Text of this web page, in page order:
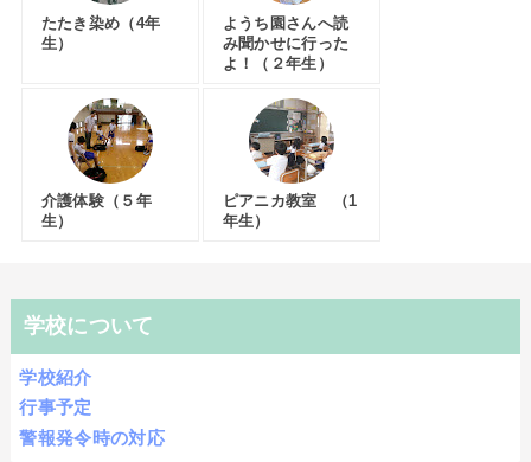
たたき染め（4年
生）
ようち園さんへ読
み聞かせに行った
よ！（２年生）
介護体験（５年
生）
ピアニカ教室 （1
年生）
学校について
学校紹介
行事予定
警報発令時の対応